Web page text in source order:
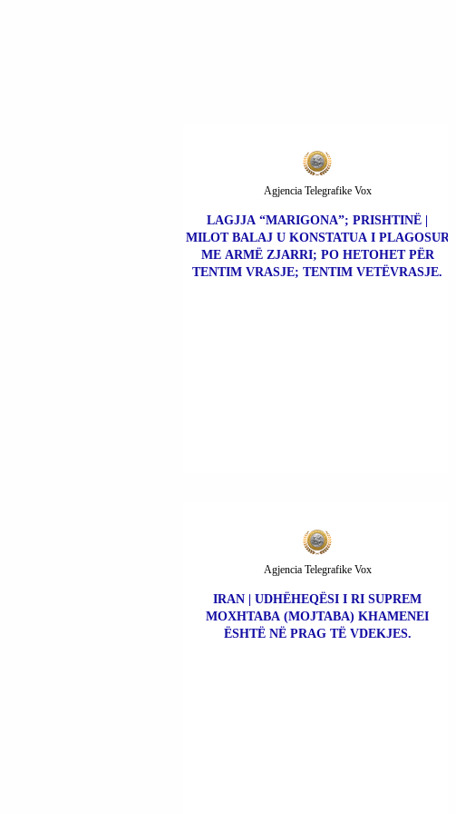
LAGJJA “MARIGONA”; PRISHTINË |
MILOT BALAJ U KONSTATUA I PLAGOSUR
ME ARMË ZJARRI; PO HETOHET PËR
TENTIM VRASJE; TENTIM VETËVRASJE.
Agjencia Telegrafike Vox
IRAN | UDHËHEQËSI I RI SUPREM
MOXHTABA (MOJTABA) KHAMENEI
ËSHTË NË PRAG TË VDEKJES.
Agjencia Telegrafike Vox